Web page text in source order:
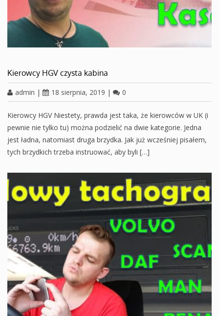
Kierowcy HGV czysta kabina
admin | 18 sierpnia, 2019 | 0
Kierowcy HGV Niestety, prawda jest taka, że kierowców w UK (i
pewnie nie tylko tu) można podzielić na dwie kategorie. Jedna
jest ładna, natomiast druga brzydka. Jak już wcześniej pisałem,
tych brzydkich trzeba instruować, aby byli […]